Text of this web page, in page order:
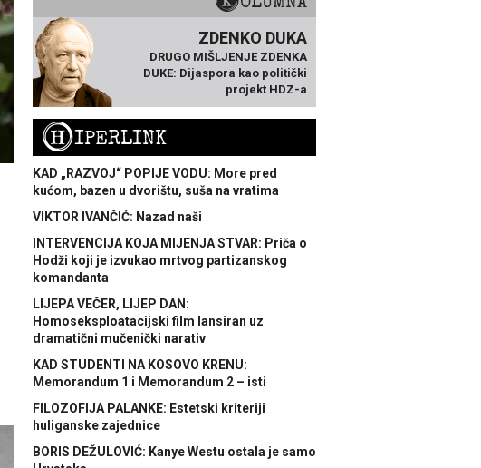
ZDENKO DUKA
DRUGO MIŠLJENJE ZDENKA
DUKE: Dijaspora kao politički
projekt HDZ-a
HIPERLINK
KAD „RAZVOJ“ POPIJE VODU: More pred
kućom, bazen u dvorištu, suša na vratima
VIKTOR IVANČIĆ: Nazad naši
INTERVENCIJA KOJA MIJENJA STVAR: Priča o
Hodži koji je izvukao mrtvog partizanskog
komandanta
LIJEPA VEČER, LIJEP DAN:
Homoseksploatacijski film lansiran uz
dramatični mučenički narativ
KAD STUDENTI NA KOSOVO KRENU:
Memorandum 1 i Memorandum 2 – isti
FILOZOFIJA PALANKE: Estetski kriteriji
huliganske zajednice
BORIS DEŽULOVIĆ: Kanye Westu ostala je samo